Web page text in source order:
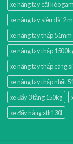
xe nâng tay cắt kéo
xe nâng tay siêu dài 2
xe nâng tay thấp
xe nâng tay thấp
xe nâng tay thấp càng
xe nâng tay thấp nhất
xe đẩy 3 tầng 150kg
xe đẩy hàng xth130l